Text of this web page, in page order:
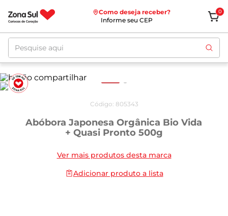
Como deseja receber?
Informe seu CEP
0
Pesquise aqui
Código: 805343
Abóbora Japonesa Orgânica Bio Vida
+ Quasi Pronto 500g
Ver mais produtos desta marca
Adicionar produto a lista